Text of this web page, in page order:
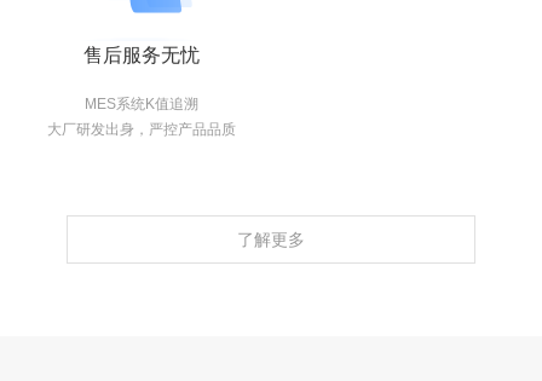
售后服务无忧
MES系统K值追溯
大厂研发出身，严控产品品质
了解更多